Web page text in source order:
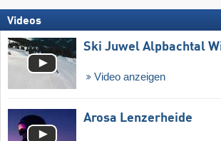
Videos
Ski Juwel Alpbachtal
Video anzeigen
Arosa Lenzerheide